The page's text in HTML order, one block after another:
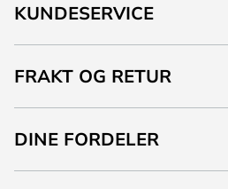
KUNDESERVICE
FRAKT OG RETUR
DINE FORDELER